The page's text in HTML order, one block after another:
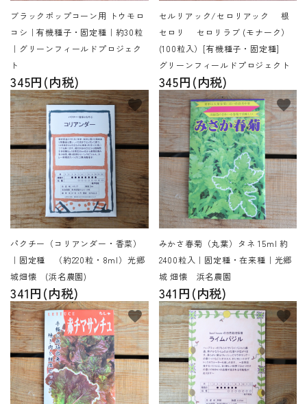
ブラックポップコーン用 トウモロ
コシ｜有機種子・固定種｜約30粒
｜グリーンフィールドプロジェク
ト
345円(内税)
セルリアック/セロリアック 根
セロリ セロリラブ (モナーク）
(100粒入）[有機種子・固定種]
グリーンフィールドプロジェクト
345円(内税)
パクチー（コリアンダー・香菜）
｜固定種 （約220粒・8ml）光郷
城畑懐 (浜名農園)
341円(内税)
favorite
みかさ春菊（丸葉）タネ 15ml 約
2400粒入｜固定種・在来種｜光郷
城 畑懐 浜名農園
341円(内税)
favorite
favorite favorite